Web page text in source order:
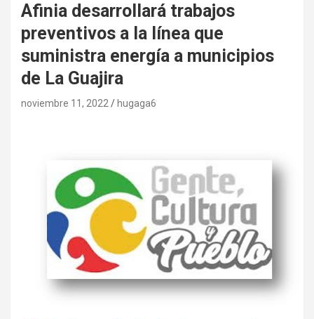
Afinia desarrollará trabajos
preventivos a la línea que
suministra energía a municipios
de La Guajira
noviembre 11, 2022 hugaga6